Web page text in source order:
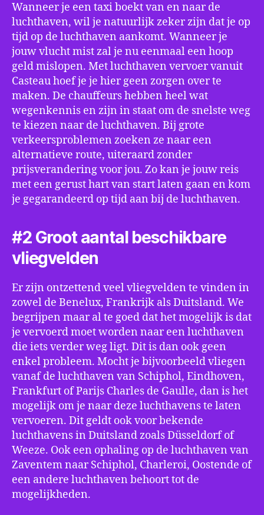
Wanneer je een taxi boekt van en naar de
luchthaven, wil je natuurlijk zeker zijn dat je op
tijd op de luchthaven aankomt. Wanneer je
jouw vlucht mist zal je nu eenmaal een hoop
geld mislopen. Met luchthaven vervoer vanuit
Casteau hoef je je hier geen zorgen over te
maken. De chauffeurs hebben heel wat
wegenkennis en zijn in staat om de snelste weg
te kiezen naar de luchthaven. Bij grote
verkeersproblemen zoeken ze naar een
alternatieve route, uiteraard zonder
prijsverandering voor jou. Zo kan je jouw reis
met een gerust hart van start laten gaan en kom
je gegarandeerd op tijd aan bij de luchthaven.
#2 Groot aantal beschikbare
vliegvelden
Er zijn ontzettend veel vliegvelden te vinden in
zowel de Benelux, Frankrijk als Duitsland. We
begrijpen maar al te goed dat het mogelijk is dat
je vervoerd moet worden naar een luchthaven
die iets verder weg ligt. Dit is dan ook geen
enkel probleem. Mocht je bijvoorbeeld vliegen
vanaf de luchthaven van Schiphol, Eindhoven,
Frankfurt of Parijs Charles de Gaulle, dan is het
mogelijk om je naar deze luchthavens te laten
vervoeren. Dit geldt ook voor bekende
luchthavens in Duitsland zoals Düsseldorf of
Weeze. Ook een ophaling op de luchthaven van
Zaventem naar Schiphol, Charleroi, Oostende of
een andere luchthaven behoort tot de
mogelijkheden.